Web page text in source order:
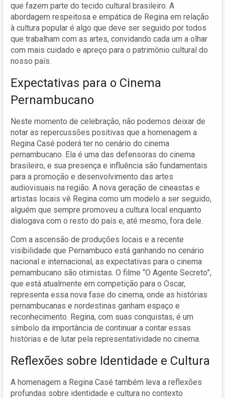
que fazem parte do tecido cultural brasileiro. A
abordagem respeitosa e empática de Regina em relação
à cultura popular é algo que deve ser seguido por todos
que trabalham com as artes, convidando cada um a olhar
com mais cuidado e apreço para o patrimônio cultural do
nosso país.
Expectativas para o Cinema
Pernambucano
Neste momento de celebração, não podemos deixar de
notar as repercussões positivas que a homenagem a
Regina Casé poderá ter no cenário do cinema
pernambucano. Ela é uma das defensoras do cinema
brasileiro, e sua presença e influência são fundamentais
para a promoção e desenvolvimento das artes
audiovisuais na região. A nova geração de cineastas e
artistas locais vê Regina como um modelo a ser seguido,
alguém que sempre promoveu a cultura local enquanto
dialogava com o resto do país e, até mesmo, fora dele.
Com a ascensão de produções locais e a recente
visibilidade que Pernambuco está ganhando no cenário
nacional e internacional, as expectativas para o cinema
pernambucano são otimistas. O filme “O Agente Secreto”,
que está atualmente em competição para o Oscar,
representa essa nova fase do cinema, onde as histórias
pernambucanas e nordestinas ganham espaço e
reconhecimento. Regina, com suas conquistas, é um
símbolo da importância de continuar a contar essas
histórias e de lutar pela representatividade no cinema.
Reflexões sobre Identidade e Cultura
A homenagem a Regina Casé também leva a reflexões
profundas sobre identidade e cultura no contexto